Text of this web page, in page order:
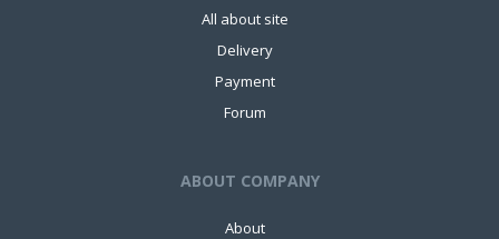
All about site
Delivery
Payment
Forum
ABOUT COMPANY
About